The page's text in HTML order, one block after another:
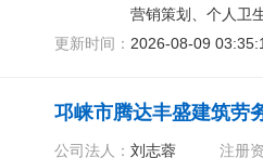
营销策划、个人卫
更新时间： 2026-08-09
邛崃市腾达丰盛建筑劳
公司法人： 刘志蓉 注册